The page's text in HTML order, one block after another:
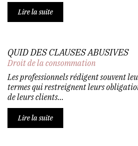
Lire la suite
QUID DES CLAUSES ABUSIVES
Droit de la consommation
Les professionnels rédigent souvent
termes qui restreignent leurs
de leurs clients...
Lire la suite